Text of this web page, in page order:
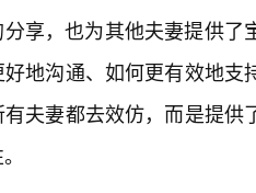
享，也为其他夫妻提供了
好地沟通、如何更有效地
夫妻都去效仿，而是提